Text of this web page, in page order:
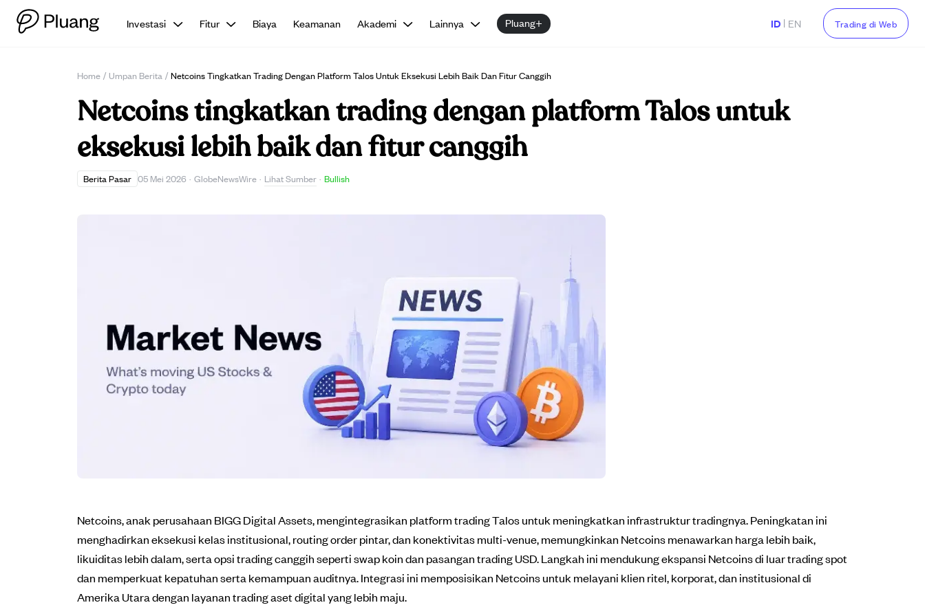
Investasi Fitur Biaya Keamanan Akademi Lainnya Pluang+ ID | EN Trading di Web
Home / Umpan Berita / Netcoins Tingkatkan Trading Dengan Platform Talos Untuk Eksekusi Lebih Baik Dan Fitur Canggih
Netcoins tingkatkan trading dengan platform Talos untuk
eksekusi lebih baik dan fitur canggih
Berita Pasar 05 Mei 2026 · GlobeNewsWire · Lihat Sumber · Bullish
Netcoins, anak perusahaan BIGG Digital Assets, mengintegrasikan platform trading Talos untuk meningkatkan infrastruktur tradingnya. Peningkatan ini
menghadirkan eksekusi kelas institusional, routing order pintar, dan konektivitas multi-venue, memungkinkan Netcoins menawarkan harga lebih baik,
likuiditas lebih dalam, serta opsi trading canggih seperti swap koin dan pasangan trading USD. Langkah ini mendukung ekspansi Netcoins di luar trading spot
dan memperkuat kepatuhan serta kemampuan auditnya. Integrasi ini memposisikan Netcoins untuk melayani klien ritel, korporat, dan institusional di
Amerika Utara dengan layanan trading aset digital yang lebih maju.